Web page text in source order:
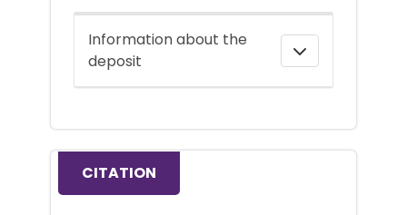
Information about the
deposit
CITATION